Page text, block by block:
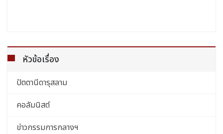
หัวข้อเรื่อง
ปัตตานีดารุสลาม
คอลัมนิสต์
ข่าวกรรมการกลางฯ